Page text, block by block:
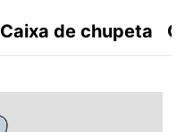
Caixa de chupeta